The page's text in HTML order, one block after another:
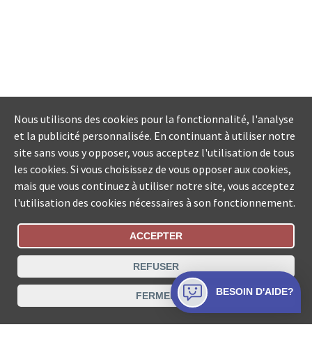
Statut De La Commande
Recherche des offices de Suisse
Protection des données Mentions légales
Conditions d’utilisation Contact
Nous utilisons des cookies pour la fonctionnalité, l'analyse
et la publicité personnalisée. En continuant à utiliser notre
site sans vous y opposer, vous acceptez l'utilisation de tous
les cookies. Si vous choisissez de vous opposer aux cookies,
mais que vous continuez à utiliser notre site, vous acceptez
l'utilisation des cookies nécessaires à son fonctionnement.
ACCEPTER
REFUSER
FERMER BESOIN D'AIDE?